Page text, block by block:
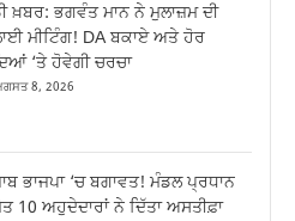
ਖ਼ਬਰ: ਭਗਵੰਤ ਮਾਨ ਨੇ ਮੁਲਾਜ਼ਮ ਦੀ
ਮੀਟਿੰਗ! DA ਬਕਾਏ ਅਤੇ ਹੋਰ
‘ਤੇ ਹੋਵੇਗੀ ਚਰਚਾ
8, 2026
ਭਾਜਪਾ ‘ਚ ਬਗਾਵਤ! ਮੰਡਲ ਪ੍ਰਧਾਨ
10 ਅਹੁਦੇਦਾਰਾਂ ਨੇ ਦਿੱਤਾ ਅਸਤੀਫ਼ਾ